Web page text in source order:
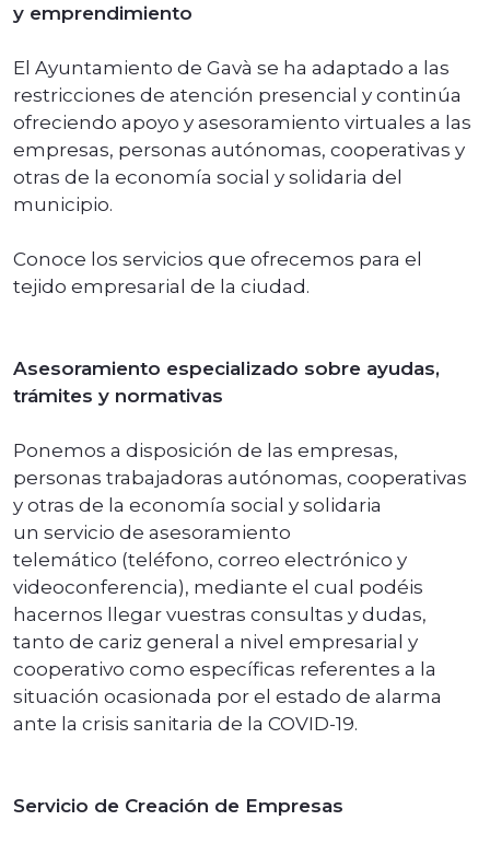
y emprendimiento
El Ayuntamiento de Gavà se ha adaptado a las
restricciones de atención presencial y continúa
ofreciendo apoyo y asesoramiento virtuales a las
empresas, personas autónomas, cooperativas y
otras de la economía social y solidaria del
municipio.
Conoce los servicios que ofrecemos para el
tejido empresarial de la ciudad.
Asesoramiento especializado sobre ayudas,
trámites y normativas
Ponemos a disposición de las empresas,
personas trabajadoras autónomas, cooperativas
y otras de la economía social y solidaria
un servicio de asesoramiento
telemático (teléfono, correo electrónico y
videoconferencia), mediante el cual podéis
hacernos llegar vuestras consultas y dudas,
tanto de cariz general a nivel empresarial y
cooperativo como específicas referentes a la
situación ocasionada por el estado de alarma
ante la crisis sanitaria de la COVID-19.
Servicio de Creación de Empresas